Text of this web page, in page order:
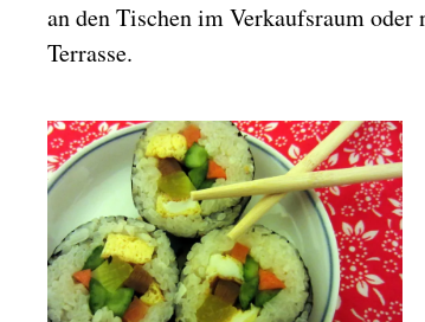
an den Tischen im Verkaufsraum oder
Terrasse.